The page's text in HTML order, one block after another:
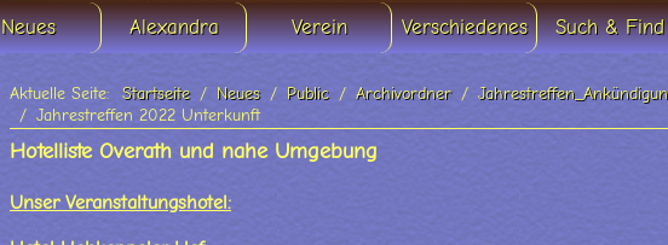
Neues Alexandra Verein Verschiedenes Such & Find
Aktuelle Seite: Startseite Neues Public Archivordner
Jahrestreffen 2022 Unterkunft
Hotelliste Overath und nahe Umgebung
Unser Veranstaltungshotel: